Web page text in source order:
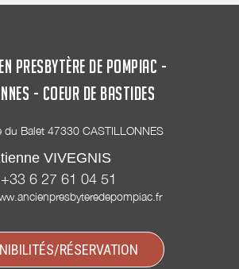
PRESBYTÈRE DE POMPIAC -
- COEUR DE BASTIDES
du Balet 47330 CASTILLONNES
VIVEGNIS
+33 6 27 61 04 51
RÉSERVATION